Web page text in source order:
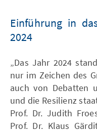
Einführung in
2024
„Das Jahr 2024
nur im Zeichen des
auch von Debatten
und die Resilienz
Prof. Dr. Judith
Prof. Dr. Klaus